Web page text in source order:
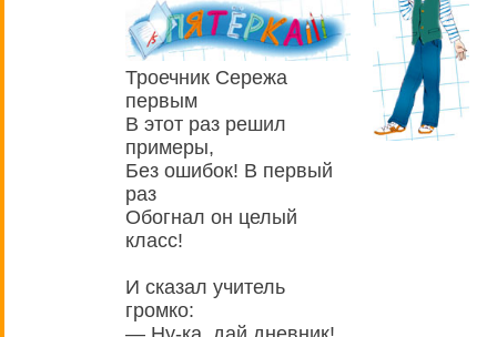
Троечник Сережа
первым
В этот раз решил
примеры,
Без ошибок! В первый
раз
Обогнал он целый
класс!
И сказал учитель
громко: